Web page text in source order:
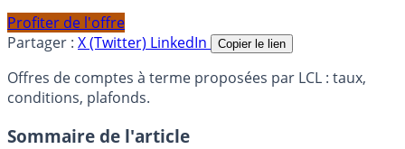
Profiter de l'offre
Partager : X (Twitter) LinkedIn Copier le lien
Offres de comptes à terme proposées par LCL : taux,
conditions, plafonds.
Sommaire de l'article